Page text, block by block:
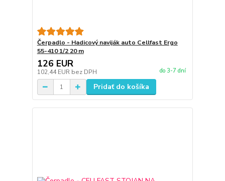
Čerpadlo - Hadicový naviják auto Cellfast Ergo
55-410 1/2 20 m
126 EUR
102,44 EUR bez DPH do 3-7 dní
Pridať do košíka